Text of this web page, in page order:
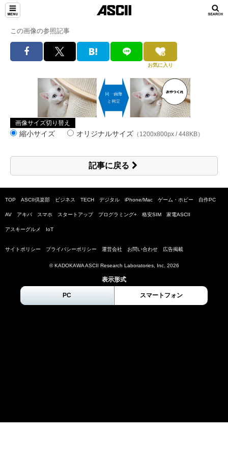
この画像の参照記事
お気に入り
画像サイズ切り替え
縮小サイズ オリジナルサイズ （1200x800px / 448KB）
記事に戻る
TOP ASCII倶楽部 ビジネス TECH デジタル iPhone/Mac ゲーム・ホビー 自作PC
AV アキバ スマホ スタートアップ プログラミング+ 格安SIM 家電ASCII
アスキーグルメ IoT
サイトポリシー プライバシーポリシー 運営会社 お問い合わせ 広告掲載
© KADOKAWA ASCII Research Laboratories, Inc. 2026
表示形式
PC スマートフォン